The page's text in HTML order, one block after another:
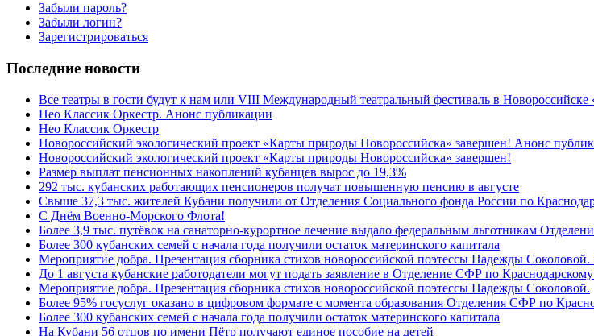
Забыли пароль?
Забыли логин?
Зарегистрироваться
Последние новости
Все театры в гости будут к нам или VIII Международный театральный фестиваль в Новороссийске
Нео Классик Оркестр. Анонс публикации
Нео Классик Оркестр
Новороссийский экологический проект «Карты природы Новороссийска» завершен! Анонс
Новороссийский экологический проект «Карты природы Новороссийска» завершен!
Размер выплат пенсионных накоплений кубанцев вырос до 19,3%
292 тыс. кубанских работающих пенсионеров получат повышенную пенсию в августе
Свыше 37,3 тыс. жителей Кубани получили от Отделения Социального фонда России по
C Днём Военно-Морского Флота!
Более 3,9 тыс. путёвок на санаторно-курортное лечение выдало федеральным льготникам
Более 300 кубанских семей с начала года получили остаток материнского капитала
Мероприятие добра. Презентация сборника стихов новороссийской поэтессы Надежды
До 1 августа кубанские работодатели могут подать заявление в Отделение СФР по
Мероприятие добра. Презентация сборника стихов новороссийской поэтессы Надежды Соколовой.
Более 95% госуслуг оказано в цифровом формате с момента образования Отделения СФР по
Более 300 кубанских семей с начала года получили остаток материнского капитала
На Кубани 56 отцов по имени Пётр получают единое пособие на детей